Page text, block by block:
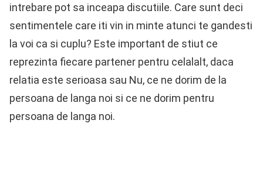
intrebare pot sa inceapa discutiile. Care sunt deci
sentimentele care iti vin in minte atunci te gandesti
la voi ca si cuplu? Este important de stiut ce
reprezinta fiecare partener pentru celalalt, daca
relatia este serioasa sau Nu, ce ne dorim de la
persoana de langa noi si ce ne dorim pentru
persoana de langa noi.